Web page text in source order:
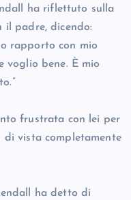
ha riflettuto sulla
il padre, dicendo:
rapporto con mio
voglio bene. È mio
frustrata con lei per
di vista completamente
ha detto di